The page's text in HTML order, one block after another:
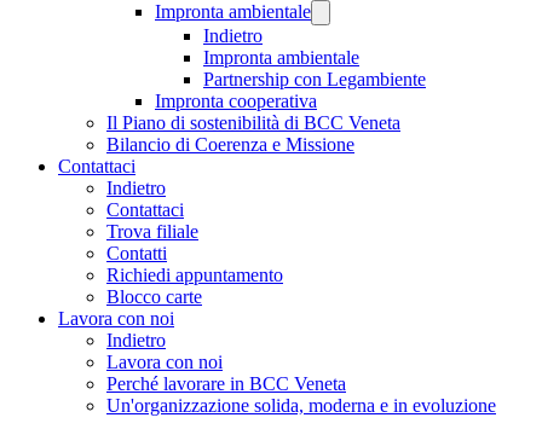
Impronta ambientale
Indietro
Impronta ambientale
Partnership con Legambiente
Impronta cooperativa
Il Piano di sostenibilità di BCC Veneta
Bilancio di Coerenza e Missione
Contattaci
Indietro
Contattaci
Trova filiale
Contatti
Richiedi appuntamento
Blocco carte
Lavora con noi
Indietro
Lavora con noi
Perché lavorare in BCC Veneta
Un'organizzazione solida, moderna e in evoluzione